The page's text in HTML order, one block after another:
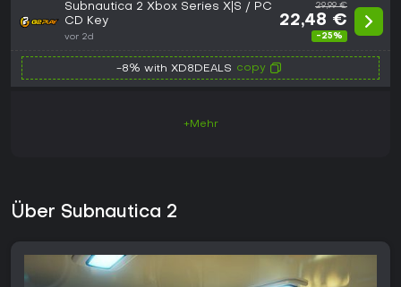
Subnautica 2 Xbox Series X|S / PC
CD Key
vor 2d
29,99 €
22,48 €
-25%
-8% with XD8DEALS copy
+Mehr
Über Subnautica 2